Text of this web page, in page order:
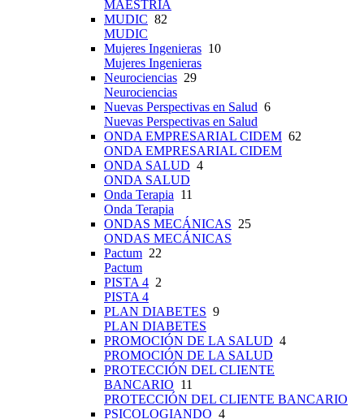
MAESTRÍA
MUDIC 82
MUDIC
Mujeres Ingenieras 10
Mujeres Ingenieras
Neurociencias 29
Neurociencias
Nuevas Perspectivas en Salud 6
Nuevas Perspectivas en Salud
ONDA EMPRESARIAL CIDEM 62
ONDA EMPRESARIAL CIDEM
ONDA SALUD 4
ONDA SALUD
Onda Terapia 11
Onda Terapia
ONDAS MECÁNICAS 25
ONDAS MECÁNICAS
Pactum 22
Pactum
PISTA 4 2
PISTA 4
PLAN DIABETES 9
PLAN DIABETES
PROMOCIÓN DE LA SALUD 4
PROMOCIÓN DE LA SALUD
PROTECCIÓN DEL CLIENTE
BANCARIO 11
PROTECCIÓN DEL CLIENTE BANCARIO
PSICOLOGIANDO 4